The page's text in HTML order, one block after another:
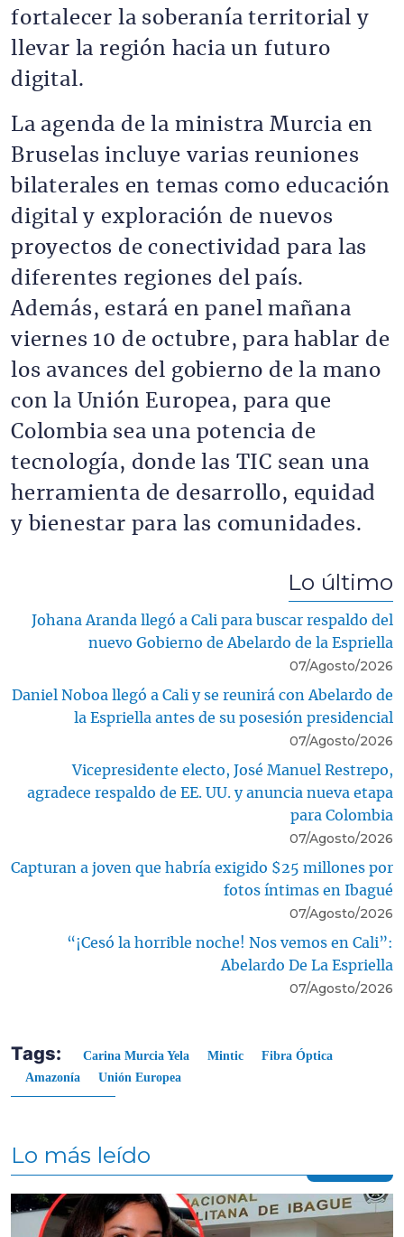
fortalecer la soberanía territorial y
llevar la región hacia un futuro
digital.
La agenda de la ministra Murcia en
Bruselas incluye varias reuniones
bilaterales en temas como educación
digital y exploración de nuevos
proyectos de conectividad para las
diferentes regiones del país.
Además, estará en panel mañana
viernes 10 de octubre, para hablar de
los avances del gobierno de la mano
con la Unión Europea, para que
Colombia sea una potencia de
tecnología, donde las TIC sean una
herramienta de desarrollo, equidad
y bienestar para las comunidades.
Lo último
Johana Aranda llegó a Cali para buscar respaldo del
nuevo Gobierno de Abelardo de la Espriella
07/Agosto/2026
Daniel Noboa llegó a Cali y se reunirá con Abelardo de
la Espriella antes de su posesión presidencial
07/Agosto/2026
Vicepresidente electo, José Manuel Restrepo,
agradece respaldo de EE. UU. y anuncia nueva etapa
para Colombia
07/Agosto/2026
Capturan a joven que habría exigido $25 millones por
fotos íntimas en Ibagué
07/Agosto/2026
“¡Cesó la horrible noche! Nos vemos en Cali”:
Abelardo De La Espriella
07/Agosto/2026
Tags: Carina Murcia Yela Mintic
Fibra Óptica
Amazonía
Unión Europea
Lo más leído
Contenido multimedia principal